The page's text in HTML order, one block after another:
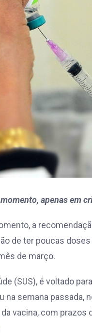
apenas em
a
de ter poucas
de março.
(SUS), é voltado
na semana
vacina, com prazos